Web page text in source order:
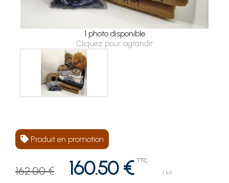
1 photo disponible
Cliquez pour agrandir
Produit en promotion
162.00 € 160.50 € TTC
1 kit